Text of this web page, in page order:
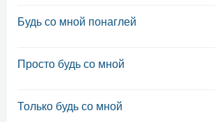
Будь со мной понаглей
Просто будь со мной
Только будь со мной